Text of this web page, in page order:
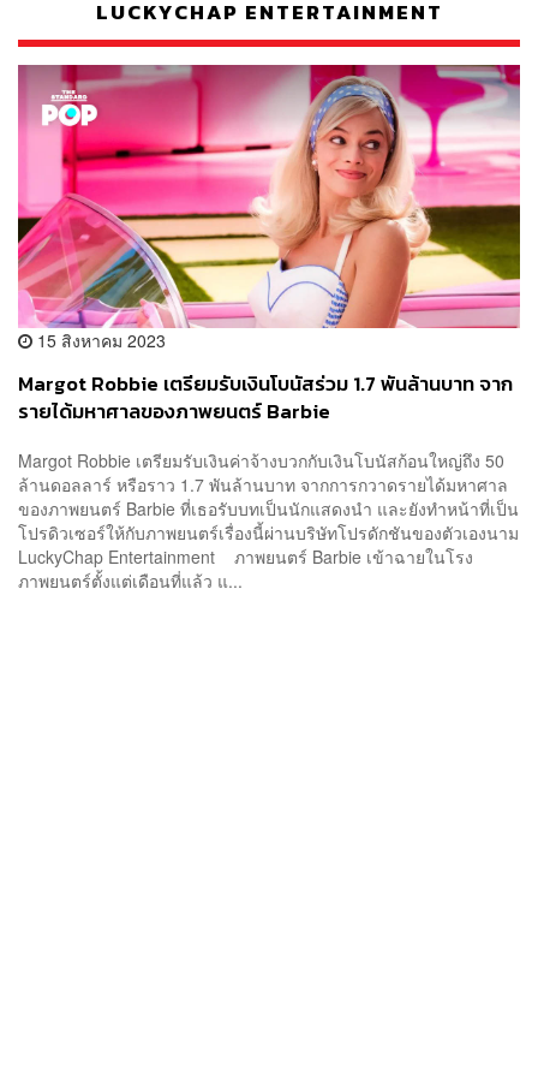
LUCKYCHAP ENTERTAINMENT
15 สิงหาคม 2023
Margot Robbie เตรียมรับเงินโบนัสร่วม 1.7 พันล้านบาท จาก
รายได้มหาศาลของภาพยนตร์ Barbie
Margot Robbie เตรียมรับเงินค่าจ้างบวกกับเงินโบนัสก้อนใหญ่ถึง 50
ล้านดอลลาร์ หรือราว 1.7 พันล้านบาท จากการกวาดรายได้มหาศาล
ของภาพยนตร์ Barbie ที่เธอรับบทเป็นนักแสดงนำ และยังทำหน้าที่เป็น
โปรดิวเซอร์ให้กับภาพยนตร์เรื่องนี้ผ่านบริษัทโปรดักชันของตัวเองนาม
LuckyChap Entertainment ภาพยนตร์ Barbie เข้าฉายในโรง
ภาพยนตร์ตั้งแต่เดือนที่แล้ว แ...